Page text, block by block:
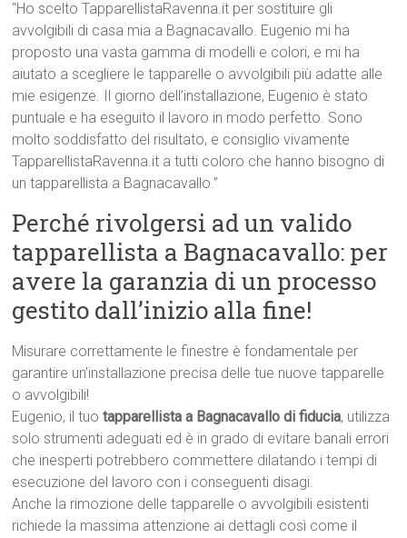
“Ho scelto TapparellistaRavenna.it per sostituire gli
avvolgibili di casa mia a Bagnacavallo. Eugenio mi ha
proposto una vasta gamma di modelli e colori, e mi ha
aiutato a scegliere le tapparelle o avvolgibili più adatte alle
mie esigenze. Il giorno dell’installazione, Eugenio è stato
puntuale e ha eseguito il lavoro in modo perfetto. Sono
molto soddisfatto del risultato, e consiglio vivamente
TapparellistaRavenna.it a tutti coloro che hanno bisogno di
un tapparellista a Bagnacavallo.”
Perché rivolgersi ad un valido
tapparellista a Bagnacavallo: per
avere la garanzia di un processo
gestito dall’inizio alla fine!
Misurare correttamente le finestre è fondamentale per
garantire un’installazione precisa delle tue nuove tapparelle
o avvolgibili!
Eugenio, il tuotapparellista a Bagnacavallo di fiducia, utilizza
solo strumenti adeguati ed è in grado di evitare banali errori
che inesperti potrebbero commettere dilatando i tempi di
esecuzione del lavoro con i conseguenti disagi.
Anche la rimozione delle tapparelle o avvolgibili esistenti
richiede la massima attenzione ai dettagli così come il